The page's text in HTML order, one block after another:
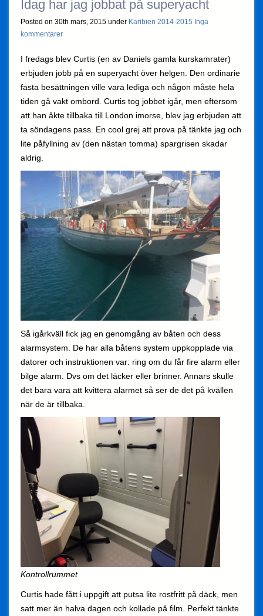
Idag har jag jobbat på superyacht
Posted on 30th mars, 2015 under Karibien 2014-2015 Inga
kommentarer
I fredags blev Curtis (en av Daniels gamla kurskamrater)
erbjuden jobb på en superyacht över helgen. Den ordinarie
fasta besättningen ville vara lediga och någon måste hela
tiden gå vakt ombord. Curtis tog jobbet igår, men eftersom
att han åkte tillbaka till London imorse, blev jag erbjuden att
ta söndagens pass. En cool grej att prova på tänkte jag och
lite påfyllning av (den nästan tomma) spargrisen skadar
aldrig.
Så igårkväll fick jag en genomgång av båten och dess
alarmsystem. De har alla båtens system uppkopplade via
datorer och instruktionen var: ring om du får fire alarm eller
bilge alarm. Dvs om det läcker eller brinner. Annars skulle
det bara vara att kvittera alarmet så ser de det på kvällen
när de är tillbaka.
Kontrollrummet
Curtis hade fått i uppgift att putsa lite rostfritt på däck, men
satt mer än halva dagen och kollade på film. Perfekt tänkte